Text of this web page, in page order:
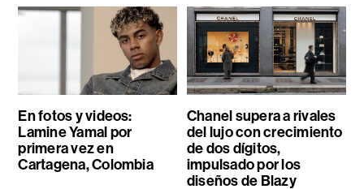
En fotos y videos:
Lamine Yamal por
primera vez en
Cartagena, Colombia
Chanel supera a rivales
del lujo con crecimiento
de dos dígitos,
impulsado por los
diseños de Blazy